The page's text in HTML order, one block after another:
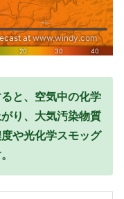
と、空気中の化学
り、大気汚染物質
や光化学スモッグ